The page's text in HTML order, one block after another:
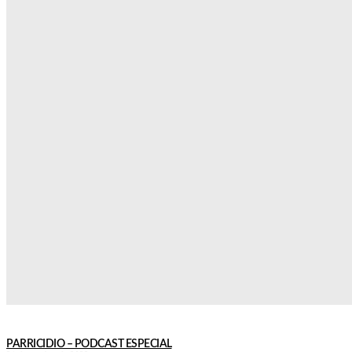
PARRICIDIO – PODCAST ESPECIAL